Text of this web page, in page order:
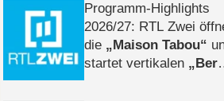
Programm-Highlights
2026/​27: RTL Zwei
die
Maison Tabou
startet vertikalen